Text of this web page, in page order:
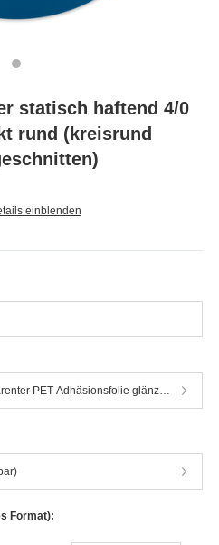
statisch haftend 4/0
rund (kreisrund
einblenden
Format):